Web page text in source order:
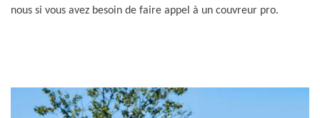
nous si vous avez besoin de faire appel à un couvreur pro.